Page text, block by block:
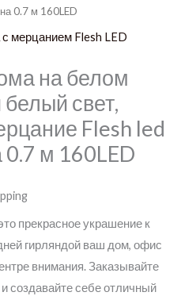
0.7 м 160LED
мерцанием Flesh LED
на белом
свет,
Flesh led
м 160LED
прекрасное украшение к
гирляндой ваш дом, офис
внимания. Заказывайте
создавайте себе отличный